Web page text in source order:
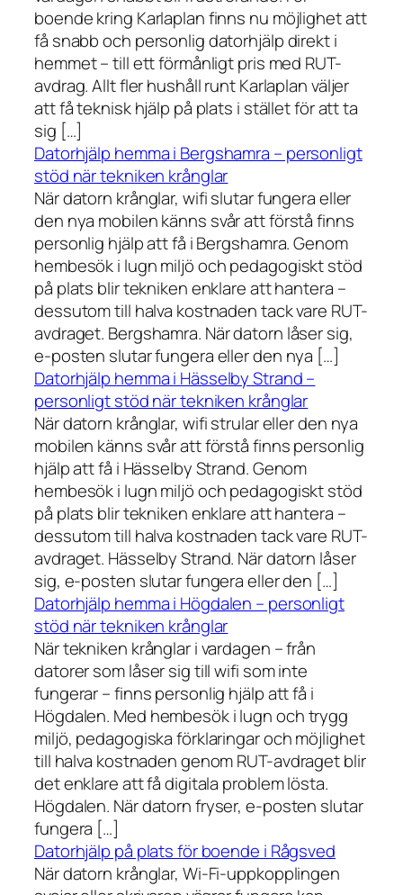
boende kring Karlaplan finns nu möjlighet att
få snabb och personlig datorhjälp direkt i
hemmet – till ett förmånligt pris med RUT-
avdrag. Allt fler hushåll runt Karlaplan väljer
att få teknisk hjälp på plats i stället för att ta
sig […]
Datorhjälp hemma i Bergshamra – personligt
stöd när tekniken krånglar
När datorn krånglar, wifi slutar fungera eller
den nya mobilen känns svår att förstå finns
personlig hjälp att få i Bergshamra. Genom
hembesök i lugn miljö och pedagogiskt stöd
på plats blir tekniken enklare att hantera –
dessutom till halva kostnaden tack vare RUT-
avdraget. Bergshamra. När datorn låser sig,
e-posten slutar fungera eller den nya […]
Datorhjälp hemma i Hässelby Strand –
personligt stöd när tekniken krånglar
När datorn krånglar, wifi strular eller den nya
mobilen känns svår att förstå finns personlig
hjälp att få i Hässelby Strand. Genom
hembesök i lugn miljö och pedagogiskt stöd
på plats blir tekniken enklare att hantera –
dessutom till halva kostnaden tack vare RUT-
avdraget. Hässelby Strand. När datorn låser
sig, e-posten slutar fungera eller den […]
Datorhjälp hemma i Högdalen – personligt
stöd när tekniken krånglar
När tekniken krånglar i vardagen – från
datorer som låser sig till wifi som inte
fungerar – finns personlig hjälp att få i
Högdalen. Med hembesök i lugn och trygg
miljö, pedagogiska förklaringar och möjlighet
till halva kostnaden genom RUT-avdraget blir
det enklare att få digitala problem lösta.
Högdalen. När datorn fryser, e-posten slutar
fungera […]
Datorhjälp på plats för boende i Rågsved
När datorn krånglar, Wi-Fi-uppkopplingen